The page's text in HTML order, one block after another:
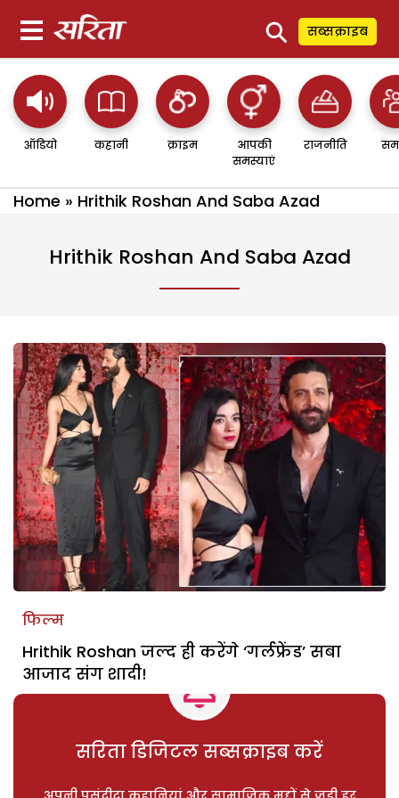
⚲ सब्सक्राइब
ऑडियो कहानी क्राइम
आपकी
समस्याएं
राजनीति
Home » Hrithik Roshan And Saba Azad
Hrithik Roshan And Saba Azad
फिल्म
Hrithik Roshan जल्द ही करेंगे ‘गर्लफ्रेंड’ सबा
आजाद संग शादी!
सरिता डिजिटल सब्सक्राइब करें